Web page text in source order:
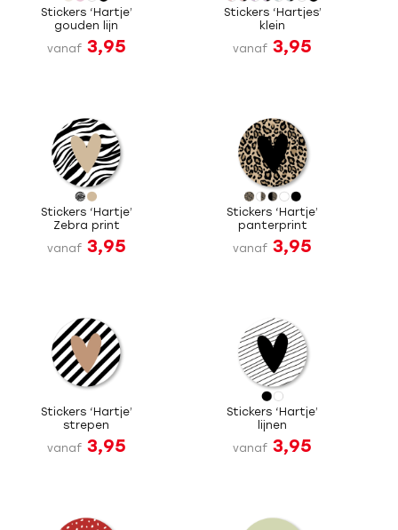
Stickers ‘Hartje’
gouden lijn
vanaf 3,95
Stickers ‘Hartjes’
klein
vanaf 3,95
Stickers ‘Hartje’
Zebra print
vanaf 3,95
Stickers ‘Hartje’
panterprint
vanaf 3,95
Stickers ‘Hartje’
strepen
vanaf 3,95
Stickers ‘Hartje’
lijnen
vanaf 3,95